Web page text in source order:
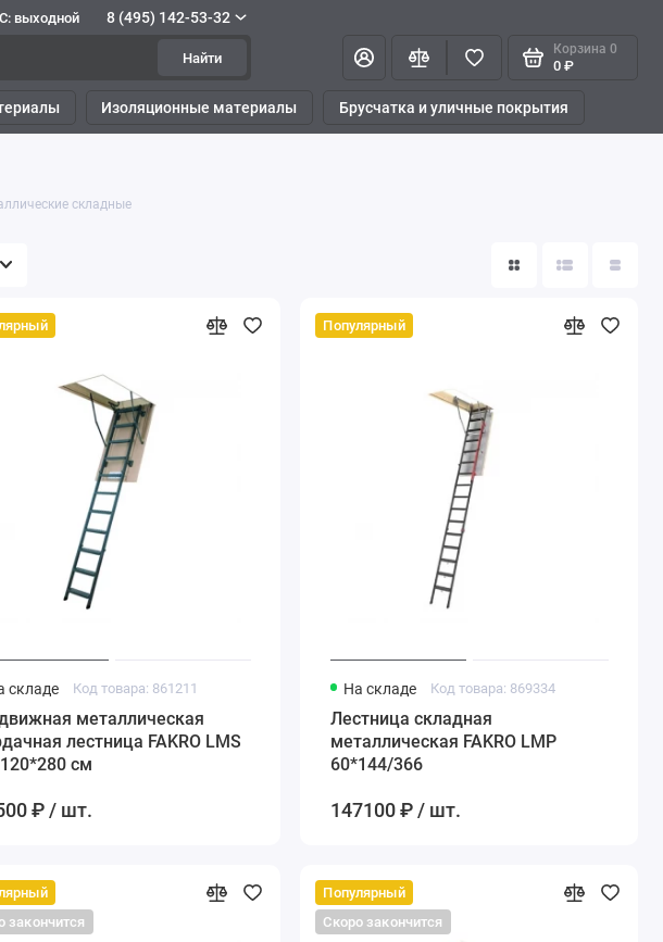
выходной 8 (495) 142-53-32
Найти
Корзина 0
0 ₽
Изоляционные материалы Брусчатка и уличные покрытия
складные
складе Код товара: 861211
металлическая
лестница FAKRO LMS
см
₽ / шт.
Популярный
На складе Код товара: 869334
Лестница складная
металлическая FAKRO LMP
60*144/366
147100 ₽ / шт.
закончится
Популярный
Скоро закончится